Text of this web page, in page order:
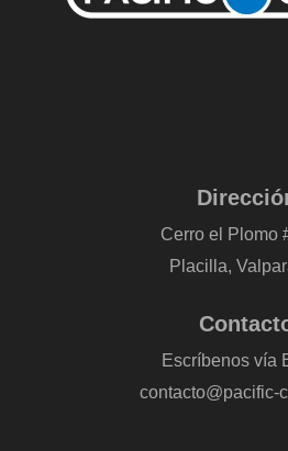
Cerro el Plomo
Placilla,
Escríbenos vía
contacto@pacific-